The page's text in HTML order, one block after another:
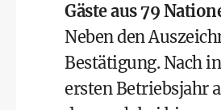
Gäste aus 79
Neben den
Bestätigung. Nach
ersten Betriebsjahr